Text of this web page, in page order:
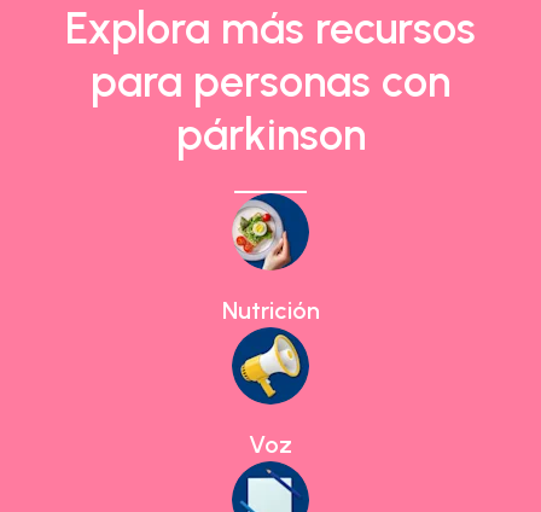
Explora más recursos
para personas con
párkinson
Nutrición
Voz